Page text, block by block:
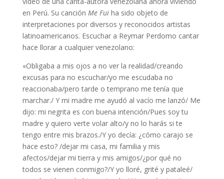
en Perú. Su canción Me Fuiha sido objeto de
interpretaciones por diversos y reconocidos artistas
latinoamericanos. Escuchar a Reymar Perdomo cantar
hace llorar a cualquier venezolano:
«Obligaba a mis ojos a no ver la realidad/creando
excusas para no escuchar/yo me escudaba no
reaccionaba/pero tarde o temprano me tenía que
marchar./ Y mi madre me ayudó al vacío me lanzó/ Me
dijo: mi negrita es con buena intención/Pues soy tu
madre y quiero verte volar alto/y no lo harás si te
tengo entre mis brazos./Y yo decía: ¿cómo carajo se
hace esto? /dejar mi casa, mi familia y mis
afectos/dejar mi tierra y mis amigos/¿por qué no
todos se vienen conmigo?/Y yo lloré, grité y pataleé/